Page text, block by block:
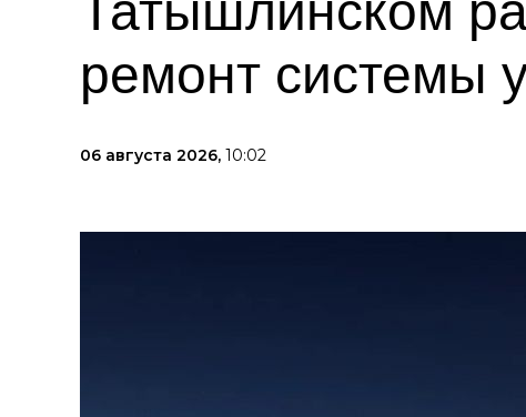
ремонт системы
06 августа 2026, 10:02